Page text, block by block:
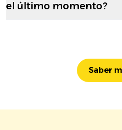
el último momento?
Saber